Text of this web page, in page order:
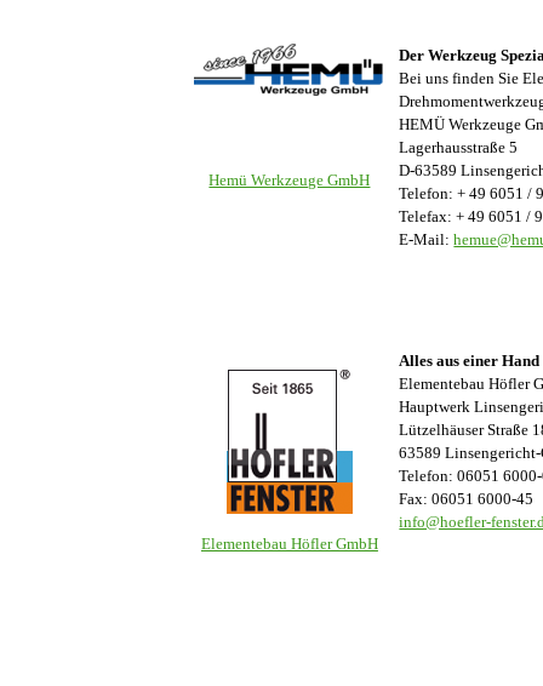
Hemü Werkzeuge GmbH
Der Werkzeug
Bei uns finden Sie
HEMÜ Werkzeuge
Lagerhausstraße 5
D-63589
Telefon: + 49 6051 /
Telefax: + 49 6051 /
E-Mail:
Elementebau Höfler GmbH
Alles aus einer Hand
Elementebau Höfler
Hauptwerk
Lützelhäuser Straße
63589 Linsengericht-
Telefon: 06051
Fax: 06051 6000-45
info@hoefler-